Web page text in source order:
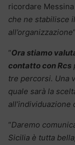
ricordare Messina
che ne stabilisce
all’organizzazione
“Ora stiamo
contatto con Rcs
tre percorsi. Una
quale sarà la
“Daremo
Sicilia è tutta